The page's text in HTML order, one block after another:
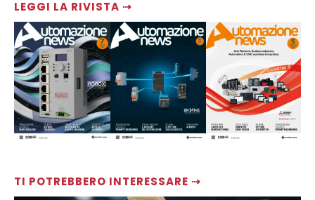
LEGGI LA RIVISTA ⇢
TI POTREBBERO INTERESSARE ⇢